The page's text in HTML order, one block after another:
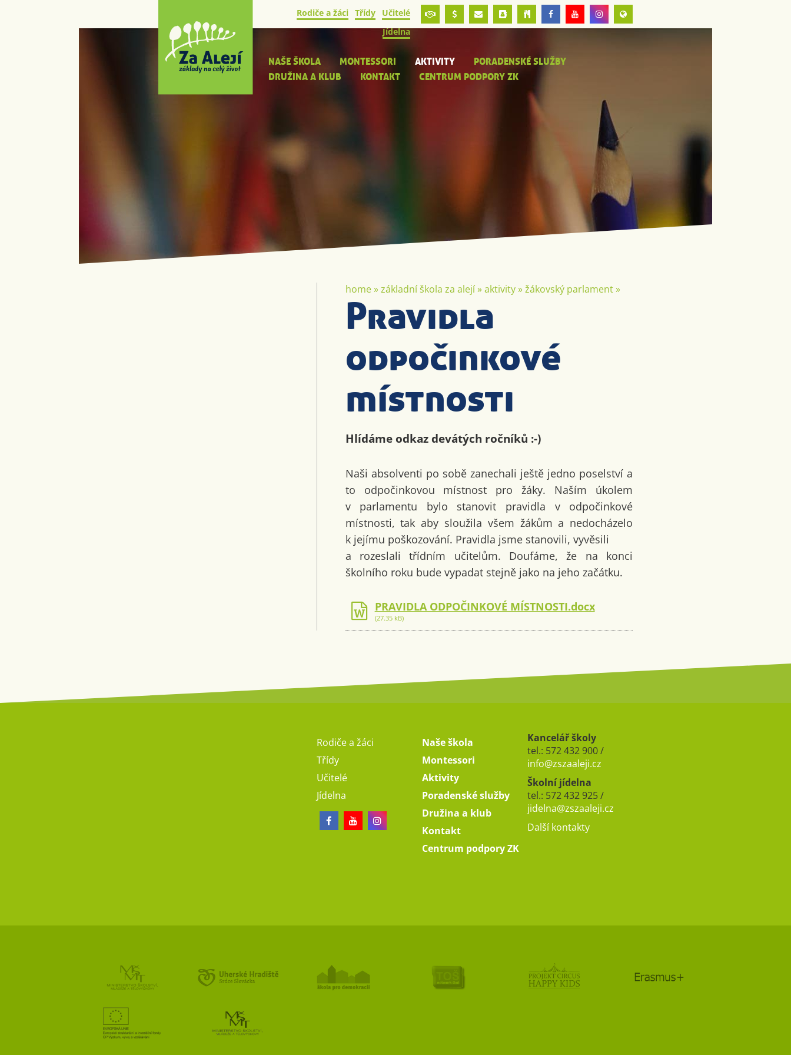
Rodiče a žáci Třídy
Učitelé
Jídelna
NAŠE ŠKOLA MONTESSORI AKTIVITY
PORADENSKÉ SLUŽBY
DRUŽINA A KLUB
KONTAKT CENTRUM PODPORY ZK
home»základní škola za alejí»aktivity»žákovský parlament»
Pravidla
odpočinkové
místnosti
Hlídáme odkaz devátých ročníků :-)
Naši absolventi po sobě zanechali ještě jedno poselství a
to odpočinkovou místnost pro žáky. Naším úkolem
v parlamentu bylo stanovit pravidla v odpočinkové
místnosti, tak aby sloužila všem žákům a nedocházelo
k jejímu poškozování. Pravidla jsme stanovili, vyvěsili
a rozeslali třídním učitelům. Doufáme, že na konci
školního roku bude vypadat stejně jako na jeho začátku.
PRAVIDLA ODPOČINKOVÉ MÍSTNOSTI.docx
(27.35 kB)
Rodiče a žáci
Třídy
Učitelé
Jídelna
Naše škola
Montessori
Aktivity
Poradenské služby
Družina a klub
Kontakt
Centrum podpory ZK
Kancelář školy
tel.: 572 432 900 /
info@zszaaleji.cz
Školní jídelna
tel.: 572 432 925 /
jidelna@zszaaleji.cz
Další kontakty